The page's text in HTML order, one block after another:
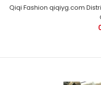
Qiqi Fashion qiqiyg.com